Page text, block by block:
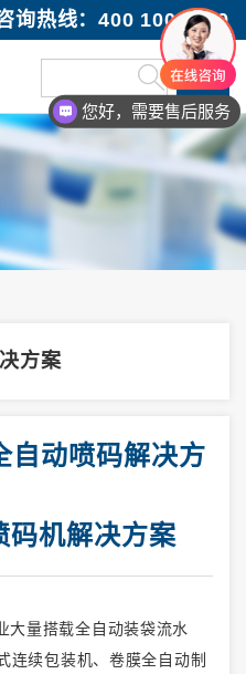
询热线：400 100 1089
方案
自动喷码解决方
机解决方案
大量搭载全自动装袋流水
连续包装机、卷膜全自动制
您好，需要售后服务